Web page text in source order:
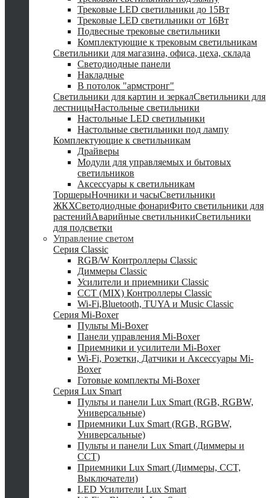
Трековые LED светильники до 15Вт
Трековые LED светильники от 16Вт
Подвесные трековые светильники
Комплектующие к трековым светильникам
Светильники для магазина, офиса, цеха, склада
Светодиодные панели
Накладные
В потолок "армстронг"
Светильники для картин и зеркалСветильники для
лестницыНастольные светильники
Настольные LED светильники
Настольные светильники под лампу
Комплектующие к светильникам
Драйверы
Модули для управляемых и бытовых
светильников
Аксессуары к светильникам
ТоршерыНочники и часыСветильники
ЖКХСветодиодные фонариФито светильники для
растенийАварийные светильникиСветильники
для подсветки
Управление светом
Серия Classic
RGB/W Контроллеры Classic
Диммеры Classic
Усилители и приемники Classic
CCT (MIX) Контроллеры Classic
Wi-Fi,Bluetooth, TUYA и Music Classic
Серия Mi-Boxer
Пульты Mi-Boxer
Панели управления Mi-Boxer
Приемники и усилители Mi-Boxer
Wi-Fi, Розетки, Датчики и Аксессуары Mi-
Boxer
Готовые комплекты Mi-Boxer
Серия Lux Smart
Пульты и панели Lux Smart (RGB, RGBW,
Универсальные)
Приемники Lux Smart (RGB, RGBW,
Универсальные)
Пульты и панели Lux Smart (Диммеры и
CCT)
Приемники Lux Smart (Диммеры, CCT,
Выключатели)
LED Усилители Lux Smart